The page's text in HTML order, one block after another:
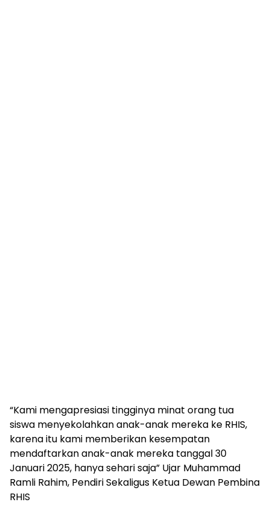
“Kami mengapresiasi tingginya minat orang tua
siswa menyekolahkan anak-anak mereka ke RHIS,
karena itu kami memberikan kesempatan
mendaftarkan anak-anak mereka tanggal 30
Januari 2025, hanya sehari saja” Ujar Muhammad
Ramli Rahim, Pendiri Sekaligus Ketua Dewan Pembina
RHIS